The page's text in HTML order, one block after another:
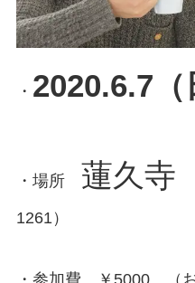
・ 2020.6.7（
・場所 蓮久寺
1261）
・参加費 ￥5000 （お